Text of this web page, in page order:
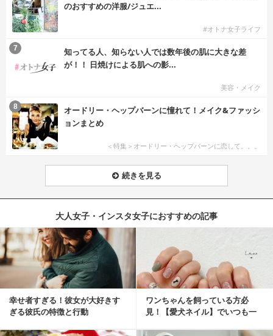
のおすすめの洋服/ジュエ...
#オトナ女子ライフ
知ってる人、知らない人では数年後の肌に大きな差
が！！ 日焼けによる肌への影...
美容・メイク
7
オードリー・ヘップバーンに憧れて！メイク&ファッシ
ョンまとめ
＜特集＞オードリー・ヘップバーンに恋して。。。
8
続きを見る
大人女子・インスタ女子におすすめの記事
幸せ者すぎる！彼女が大好きす
ぎる彼氏の特徴と行動
ワンちゃんを飼っている方必
見！【愛犬ネイル】でいつも一